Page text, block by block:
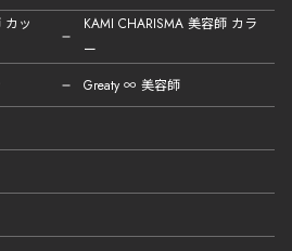
カッ
KAMI CHARISMA 美容師 カラ
ー
Greaty ∞ 美容師